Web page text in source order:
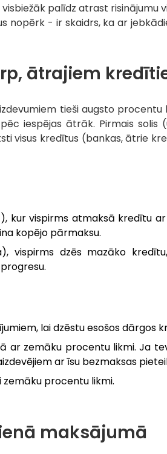
palīdz atrast risinājumu
nopērk - ir skaidrs, ka ar
ātrajiem
tieši augsto procentu
iespējas ātrāk. Pirmais solis
visus kredītus (bankas, ātrie
kur vispirms atmaksā kredītu
kopējo pārmaksu.
vispirms dzēs mazāko
lai dzēstu esošos dārgos
ar zemāku procentu likmi. Ja
ar īsu bezmaksas
zemāku procentu likmi.
maksājumā